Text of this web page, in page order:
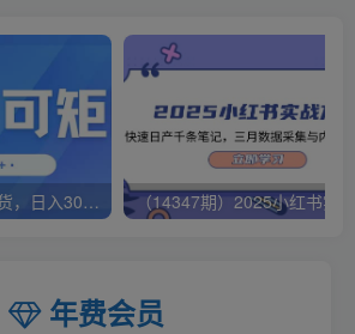
（14414期）DY带货，日入300＋矩阵无上限
年费会员